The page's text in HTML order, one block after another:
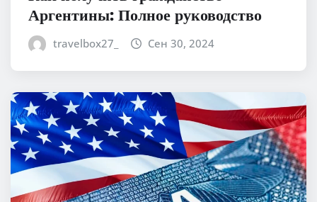
Аргентины: Полное руководство
travelbox27_ Сен 30, 2024